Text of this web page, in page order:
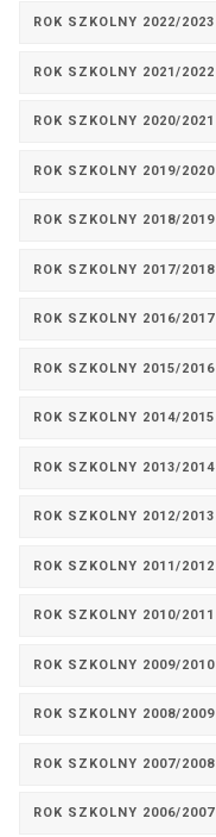
ROK SZKOLNY 2022/2023
ROK SZKOLNY 2021/2022
ROK SZKOLNY 2020/2021
ROK SZKOLNY 2019/2020
ROK SZKOLNY 2018/2019
ROK SZKOLNY 2017/2018
ROK SZKOLNY 2016/2017
ROK SZKOLNY 2015/2016
ROK SZKOLNY 2014/2015
ROK SZKOLNY 2013/2014
ROK SZKOLNY 2012/2013
ROK SZKOLNY 2011/2012
ROK SZKOLNY 2010/2011
ROK SZKOLNY 2009/2010
ROK SZKOLNY 2008/2009
ROK SZKOLNY 2007/2008
ROK SZKOLNY 2006/2007